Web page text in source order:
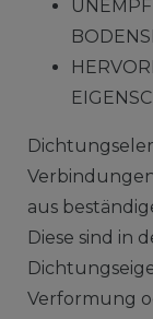
aus
Diese sind in
Verformung